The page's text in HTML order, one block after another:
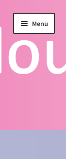
Menu